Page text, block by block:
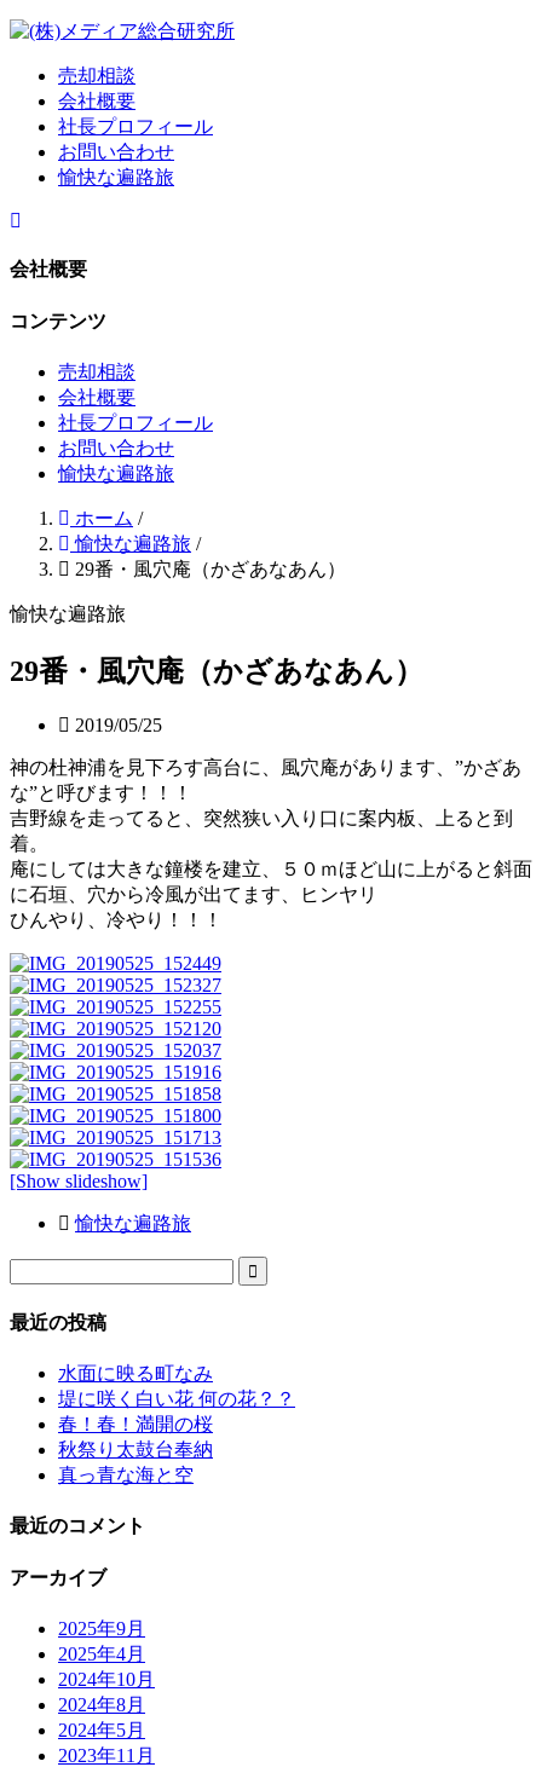
売却相談
会社概要
社長プロフィール
お問い合わせ
愉快な遍路旅
会社概要
コンテンツ
売却相談
会社概要
社長プロフィール
お問い合わせ
愉快な遍路旅
ホーム /
愉快な遍路旅 /
29番・風穴庵（かざあなあん）
愉快な遍路旅
29番・風穴庵（かざあなあん）
2019/05/25
神の杜神浦を見下ろす高台に、風穴庵があります、”かざあ
な”と呼びます！！！
吉野線を走ってると、突然狭い入り口に案内板、上ると到
着。
庵にしては大きな鐘楼を建立、５０ｍほど山に上がると斜面
に石垣、穴から冷風が出てます、ヒンヤリ
ひんやり、冷やり！！！
[Show slideshow]
愉快な遍路旅

最近の投稿
水面に映る町なみ
堤に咲く白い花 何の花？？
春！春！満開の桜
秋祭り太鼓台奉納
真っ青な海と空
最近のコメント
アーカイブ
2025年9月
2025年4月
2024年10月
2024年8月
2024年5月
2023年11月